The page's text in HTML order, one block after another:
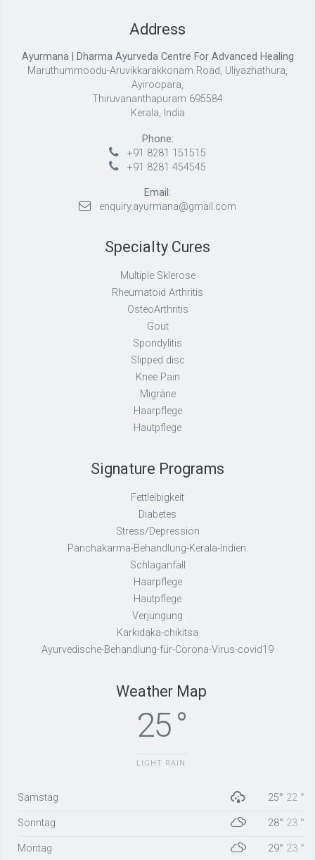
Address
Ayurmana | Dharma Ayurveda Centre For Advanced Healing
Maruthummoodu-Aruvikkarakkonam Road, Uliyazhathura,
Ayiroopara,
Thiruvananthapuram 695584
Kerala, India
Phone:
+91 8281 151515
+91 8281 454545
Email:
enquiry.ayurmana@gmail.com
Specialty Cures
Multiple Sklerose
Rheumatoid Arthritis
OsteoArthritis
Gout
Spondylitis
Slipped disc
Knee Pain
Migräne
Haarpflege
Hautpflege
Signature Programs
Fettleibigkeit
Diabetes
Stress/Depression
Panchakarma-Behandlung-Kerala-Indien.
Schlaganfall
Haarpflege
Hautpflege
Verjüngung
Karkidaka-chikitsa
Ayurvedische-Behandlung-für-Corona-Virus-covid19
Weather Map
25 °
LIGHT RAIN
Samstag 25° 22 °
Sonntag 28° 23 °
Montag 29° 23 °